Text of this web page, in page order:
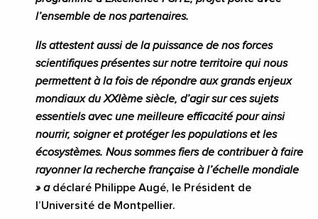
l’ensemble de nos partenaires.
Ils attestent aussi de la puissance de nos forces
scientifiques présentes sur notre territoire qui nous
permettent à la fois de répondre aux grands enjeux
mondiaux du XXIème siècle, d’agir sur ces sujets
essentiels avec une meilleure efficacité pour ainsi
nourrir, soigner et protéger les populations et les
écosystèmes. Nous sommes fiers de contribuer à faire
rayonner la recherche française à l’échelle mondiale
» a déclaré Philippe Augé, le Président de
l’Université de Montpellier.